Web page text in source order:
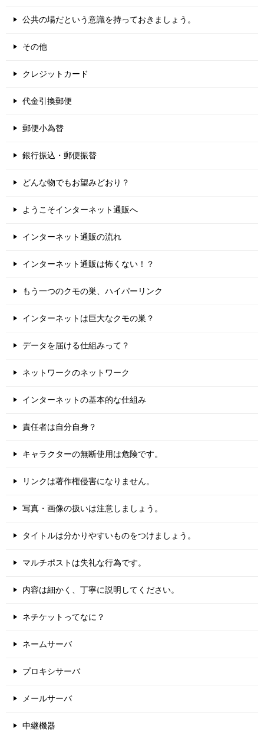
公共の場だという意識を持っておきましょう。
その他
クレジットカード
代金引換郵便
郵便小為替
銀行振込・郵便振替
どんな物でもお望みどおり？
ようこそインターネット通販へ
インターネット通販の流れ
インターネット通販は怖くない！？
もう一つのクモの巣、ハイパーリンク
インターネットは巨大なクモの巣？
データを届ける仕組みって？
ネットワークのネットワーク
インターネットの基本的な仕組み
責任者は自分自身？
キャラクターの無断使用は危険です。
リンクは著作権侵害になりません。
写真・画像の扱いは注意しましょう。
タイトルは分かりやすいものをつけましょう。
マルチポストは失礼な行為です。
内容は細かく、丁寧に説明してください。
ネチケットってなに？
ネームサーバ
プロキシサーバ
メールサーバ
中継機器